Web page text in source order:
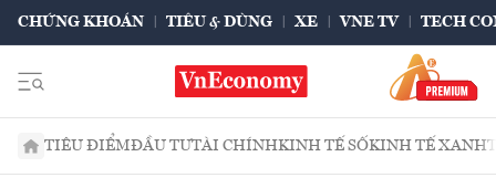
CHỨNG KHOÁN TIÊU & DÙNG XE VNE TV TECH
TIÊU ĐIỂMĐẦU TƯTÀI CHÍNHKINH TẾ SỐKINH TẾ XANH